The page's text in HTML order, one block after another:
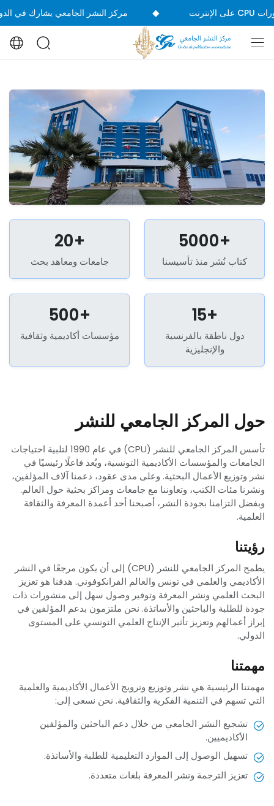
مركز النشر الجامعي يشارك في الدورة 39 من المعرض الدولي
5000+
كتاب نُشر منذ تأسيسنا
20+
جامعات ومعاهد بحث
15+
دول ناطقة بالفرنسية
والإنجليزية
500+
مؤسسات أكاديمية وثقافية
حول المركز الجامعي للنشر
تأسس المركز الجامعي للنشر (CPU) في عام 1990 لتلبية احتياجات
الجامعات والمؤسسات الأكاديمية التونسية، ويُعد فاعلًا رئيسيًا في
نشر وتوزيع الأعمال البحثية. وعلى مدى عقود، دعمنا آلاف المؤلفين،
ونشرنا مئات الكتب، وتعاوننا مع جامعات ومراكز بحثية حول العالم.
وبفضل التزامنا بجودة النشر، أصبحنا أحد أعمدة المعرفة والثقافة
العلمية.
رؤيتنا
يطمح المركز الجامعي للنشر (CPU) إلى أن يكون مرجعًا في النشر
الأكاديمي والعلمي في تونس والعالم الفرانكوفوني. هدفنا هو تعزيز
البحث العلمي ونشر المعرفة وتوفير وصول سهل إلى منشورات ذات
جودة للطلبة والباحثين والأساتذة. نحن ملتزمون بدعم المؤلفين في
إبراز أعمالهم وتعزيز تأثير الإنتاج العلمي التونسي على المستوى
الدولي.
مهمتنا
مهمتنا الرئيسية هي نشر وتوزيع وترويج الأعمال الأكاديمية والعلمية
التي تسهم في التنمية الفكرية والثقافية. نحن نسعى إلى:
تشجيع النشر الجامعي من خلال دعم الباحثين والمؤلفين
الأكاديميين.
تسهيل الوصول إلى الموارد التعليمية للطلبة والأساتذة.
تعزيز الترجمة ونشر المعرفة بلغات متعددة.